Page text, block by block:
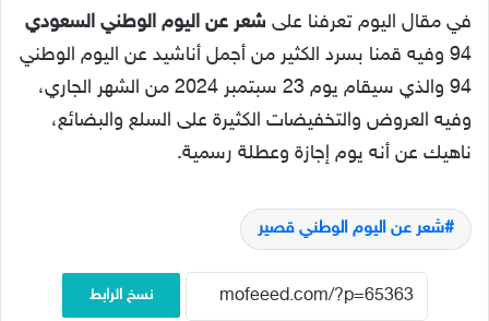
في مقال اليوم تعرفنا على شعر عن اليوم الوطني السعودي
94 وفيه قمنا بسرد الكثير من أجمل أناشيد عن اليوم الوطني
94 والذي سيقام يوم 23 سبتمبر 2024 من الشهر الجاري،
وفيه العروض والتخفيضات الكثيرة على السلع والبضائع،
ناهيك عن أنه يوم إجازة وعطلة رسمية.
شعر عن اليوم الوطني قصير
نسخ الرابط